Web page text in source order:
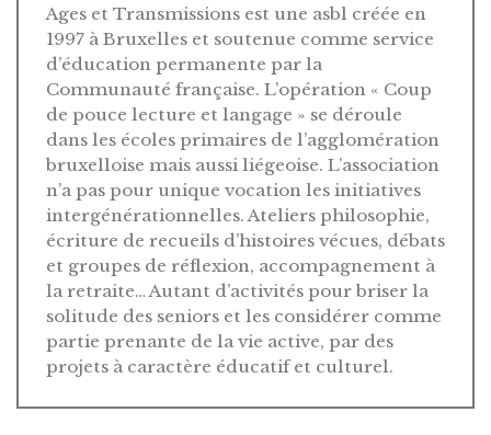
Ages et Transmissions est une asbl créée en
1997 à Bruxelles et soutenue comme service
d’éducation permanente par la
Communauté française. L’opération « Coup
de pouce lecture et langage » se déroule
dans les écoles primaires de l’agglomération
bruxelloise mais aussi liégeoise. L’association
n’a pas pour unique vocation les initiatives
intergénérationnelles. Ateliers philosophie,
écriture de recueils d’histoires vécues, débats
et groupes de réflexion, accompagnement à
la retraite… Autant d’activités pour briser la
solitude des seniors et les considérer comme
partie prenante de la vie active, par des
projets à caractère éducatif et culturel.